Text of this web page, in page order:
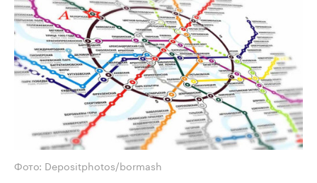
Фото: Depositphotos/bormash